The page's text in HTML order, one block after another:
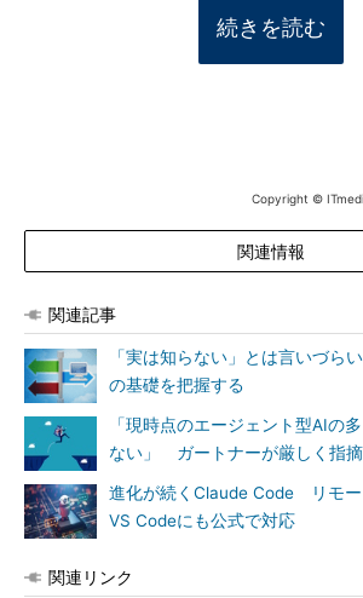
続きを読む
Copyright ©
関連情報
関連記事
「実は知らない」とは言いづら
の基礎を把握する
「現時点のエージェント型AIの
ない」 ガートナーが厳しく指摘
進化が続くClaude Code リモー
VS Codeにも公式で対応
関連リンク